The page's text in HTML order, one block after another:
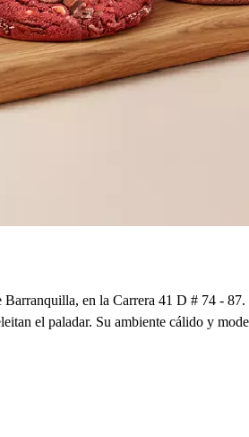
en la Carrera 41 D # 74 -
el paladar. Su ambiente cálido y